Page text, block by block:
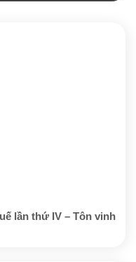
lần thứ IV – Tôn vinh